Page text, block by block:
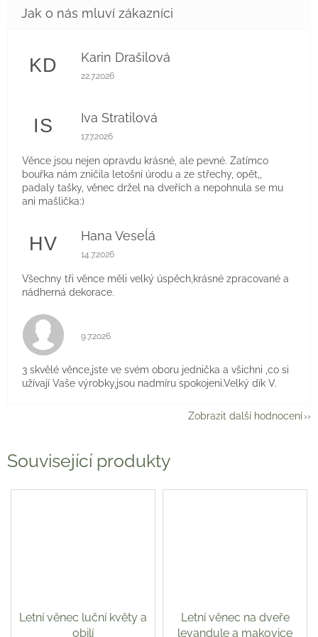
Související produkty
Letní věnec luční květy a
obilí
Letní věnec na dveře
levandule a makovice
KD Karin Drašilová
Hodnocení obchodu je 5 z 5 hvězdiček.
22.7.2026
IS Iva Stratilová
Hodnocení obchodu je 5 z 5 hvězdiček.
17.7.2026
Věnce jsou nejen opravdu krásné, ale pevné. Zatímco
bouřka nám zničila letošní úrodu a ze střechy, opět,,
padaly tašky, věnec držel na dveřích a nepohnula se mu
ani mašlička:)
HV Hana Veseĺá
Hodnocení obchodu je 5 z 5 hvězdiček.
14.7.2026
Všechny tři věnce měli velký úspěch,krásné zpracované a
nádherná dekorace.
Hodnocení obchodu je 5 z 5 hvězdiček.
9.7.2026
3 skvělé věnce,jste ve svém oboru jednička a všichni ,co si
užívají Vaše výrobky,jsou nadmíru spokojeni.Velký dík V.
Zobrazit další hodnocení